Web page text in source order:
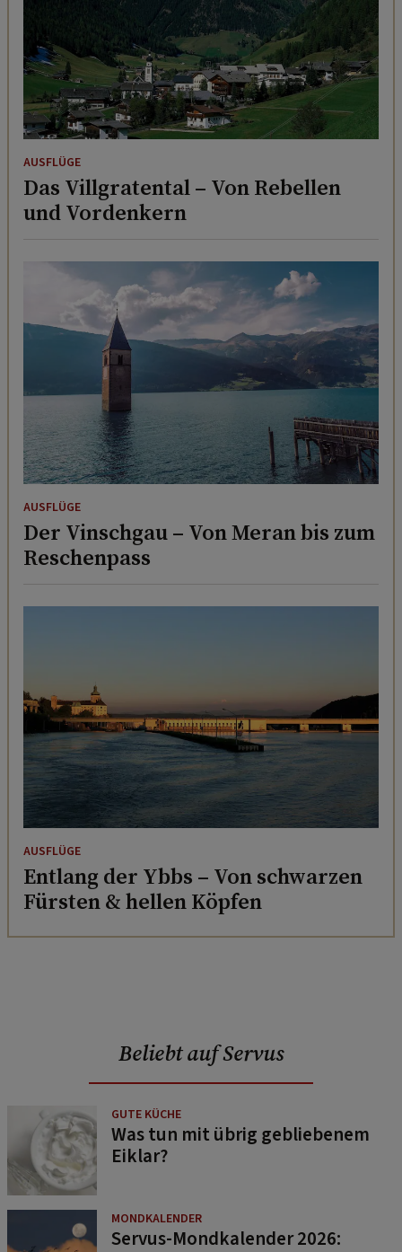
AUSFLÜGE
Das Villgratental – Von Rebellen
und Vordenkern
AUSFLÜGE
Der Vinschgau – Von Meran bis zum
Reschenpass
AUSFLÜGE
Entlang der Ybbs – Von schwarzen
Fürsten & hellen Köpfen
Beliebt auf Servus
GUTE KÜCHE
Was tun mit übrig gebliebenem
Eiklar?
MONDKALENDER
Servus-Mondkalender 2026: